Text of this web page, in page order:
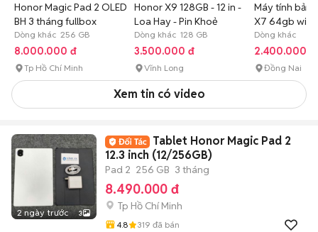
Honor Magic Pad 2 OLED
BH 3 tháng fullbox
Dòng khác 256 GB
8.000.000 đ
Tp Hồ Chí Minh
Honor X9 128GB - 12 in -
Loa Hay - Pin Khoẻ
Dòng khác 128 GB
3.500.000 đ
Vĩnh Long
Máy tính
X7 64gb wifi
Dòng khác
2.400.000 đ
Đồng Nai
Xem tin có video
2 ngày trước 3
Tablet Honor Magic Pad 2
12.3 inch (12/256GB)
Pad 2 256 GB 3 tháng
8.490.000 đ
Tp Hồ Chí Minh
4.8 319 đã bán